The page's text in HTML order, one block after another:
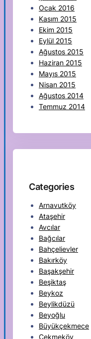
Ocak 2016
Kasım 2015
Ekim 2015
Eylül 2015
Ağustos 2015
Haziran 2015
Mayıs 2015
Nisan 2015
Ağustos 2014
Temmuz 2014
Categories
Arnavutköy
Ataşehir
Avcılar
Bağcılar
Bahçelievler
Bakırköy
Başakşehir
Beşiktaş
Beykoz
Beylikdüzü
Beyoğlu
Büyükçekmece
Çekmeköy